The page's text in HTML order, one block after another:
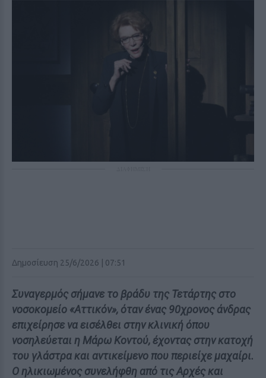
Δημοσίευση 25/6/2026 | 07:51
Συναγερμός σήμανε το βράδυ της Τετάρτης στο
νοσοκομείο «Αττικόν», όταν ένας 90χρονος άνδρας
επιχείρησε να εισέλθει στην κλινική όπου
νοσηλεύεται η Μάρω Κοντού, έχοντας στην κατοχή
του γλάστρα και αντικείμενο που περιείχε μαχαίρι.
Ο ηλικιωμένος συνελήφθη από τις Αρχές και